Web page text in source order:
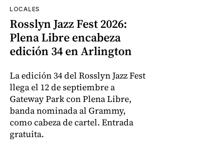
LOCALES
Rosslyn Jazz Fest 2026:
Plena Libre encabeza
edición 34 en Arlington
La edición 34 del Rosslyn Jazz Fest
llega el 12 de septiembre a
Gateway Park con Plena Libre,
banda nominada al Grammy,
como cabeza de cartel. Entrada
gratuita.